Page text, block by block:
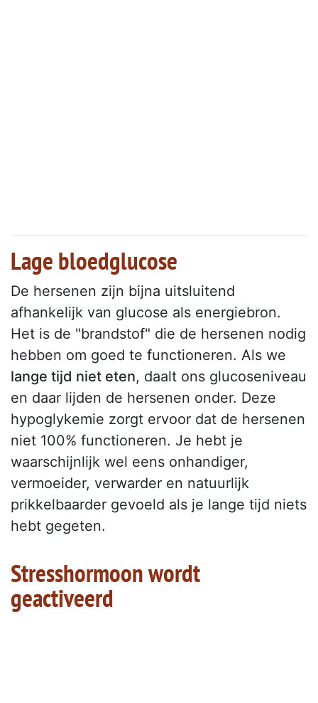
Lage bloedglucose
De hersenen zijn bijna uitsluitend
afhankelijk van glucose als energiebron.
Het is de "brandstof" die de hersenen nodig
hebben om goed te functioneren. Als we
lange tijd niet eten, daalt ons glucoseniveau
en daar lijden de hersenen onder. Deze
hypoglykemie zorgt ervoor dat de hersenen
niet 100% functioneren. Je hebt je
waarschijnlijk wel eens onhandiger,
vermoeider, verwarder en natuurlijk
prikkelbaarder gevoeld als je lange tijd niets
hebt gegeten.
Stresshormoon wordt
geactiveerd